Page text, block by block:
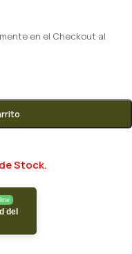
en el Checkout al
Stock.
del